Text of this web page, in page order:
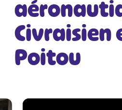
Civraisien
Poitou